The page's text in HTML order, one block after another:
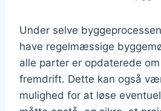
Under selve
have regelmæssige
alle parter er opdaterede
fremdrift. Dette kan også
mulighed for at løse